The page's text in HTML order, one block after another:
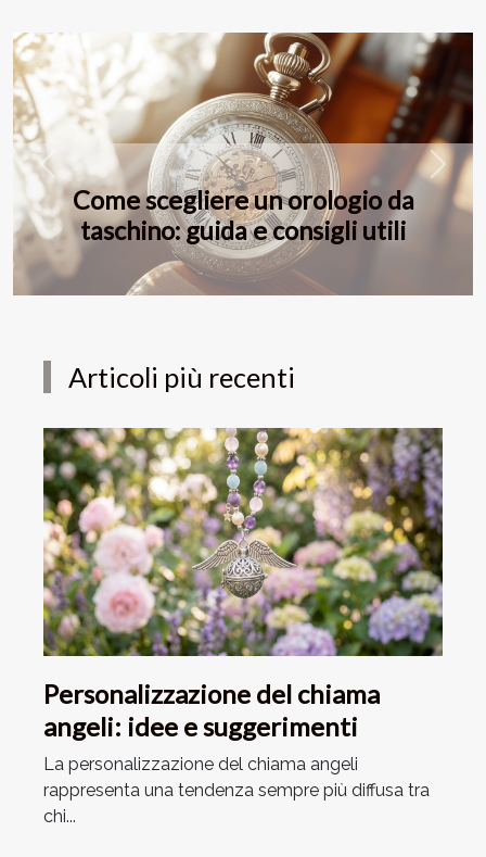
Come scegliere un orologio da
taschino: guida e consigli utili
Previous Next
Articoli più recenti
Personalizzazione del chiama
angeli: idee e suggerimenti
La personalizzazione del chiama angeli
rappresenta una tendenza sempre più diffusa tra
chi...